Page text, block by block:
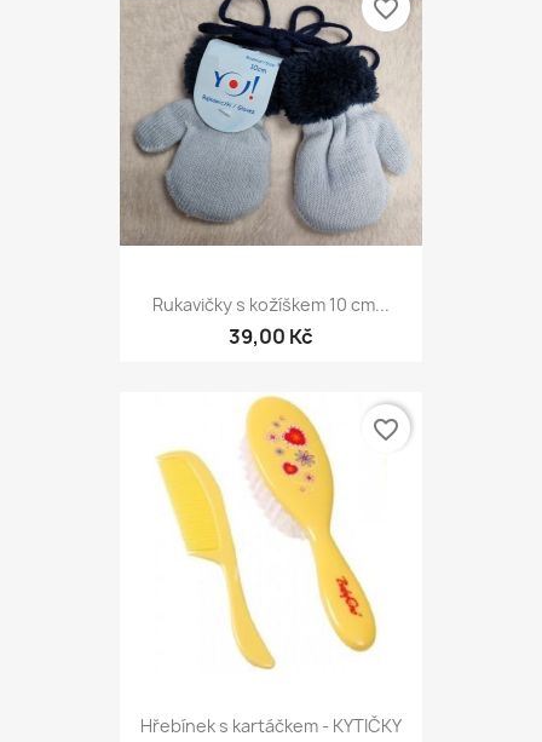
Rukavičky s kožíškem 10 cm...
39,00 Kč
favorite_border
Hřebínek s kartáčkem - KYTIČKY
favorite_border